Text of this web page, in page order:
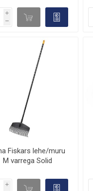
i
h d 
Fiskars lehe/muru
M varrega Solid
i d 